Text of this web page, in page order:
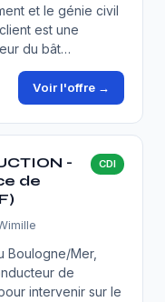
et le génie civil
est une
du bât…
Voir l'offre →
-
de
CDI
Boulogne/Mer,
de
intervenir sur le